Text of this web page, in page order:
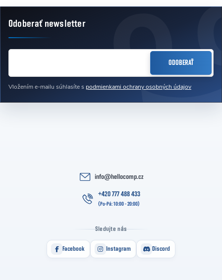
Zápätie
Odoberať newsletter
Vložením e-mailu súhlasíte s podmienkami ochrany osobných údajov
ODOBERAŤ
info@hellocomp.cz
+420 777 488 433
Sledujte nás
Facebook Instagram Discord